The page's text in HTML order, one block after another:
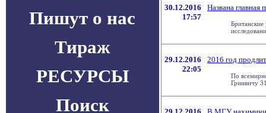
Пишут о нас
Тираж
РЕСУРСЫ
Поиск
30.12.2016
17:57
Названа главная
29.12.2016
22:05
2016 год
По
Гринвичу